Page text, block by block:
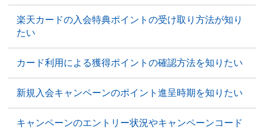
楽天カードの入会特典ポイントの受け取り方法が知り
たい
カード利用による獲得ポイントの確認方法を知りたい
新規入会キャンペーンのポイント進呈時期を知りたい
キャンペーンのエントリー状況やキャンペーンコード